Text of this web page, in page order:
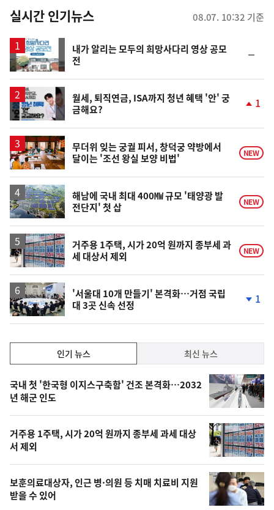
뉴
스
실시간 인기뉴스 08.07. 10:32 기준
내가 알리는 모두의 희망사다리 영상 공모
전
일
월세, 퇴직연금, ISA까지 청년 혜택 '안' 궁
금해요?
계
승
1
무더위 잊는 궁궐 피서, 창덕궁 약방에서
달이는 '조선 왕실 보양 비법'
NEW
해남에 국내 최대 400㎿ 규모 '태양광 발
전단지' 첫 삽
NEW
거주용 1주택, 시가 20억 원까지 종부세 과
세 대상서 제외
NEW
'서울대 10개 만들기' 본격화…거점 국립
대 3곳 신속 선정
계
락
1
기,
최
신,
오
늘
의
영
상
인기 뉴스 최신 뉴스
기
뉴
스
국내 첫 '한국형 이지스구축함' 건조 본격화…2032
년 해군 인도
거주용 1주택, 시가 20억 원까지 종부세 과세 대상
서 제외
보훈의료대상자, 인근 병·의원 등 치매 치료비 지원
받을 수 있어